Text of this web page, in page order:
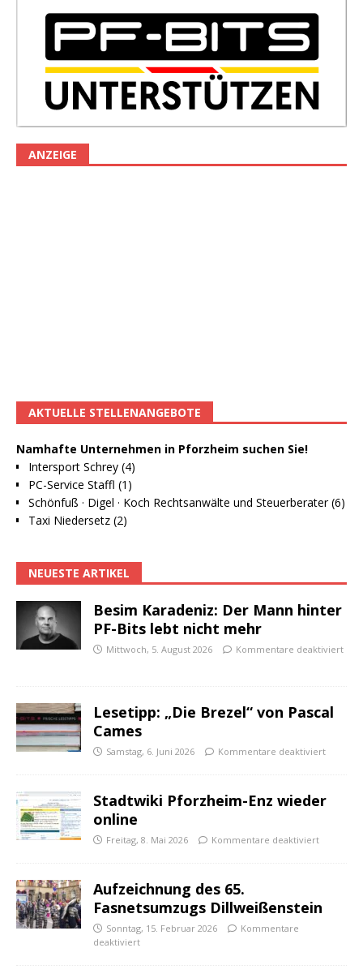
ANZEIGE
AKTUELLE STELLENANGEBOTE
Namhafte Unternehmen in Pforzheim suchen Sie!
Intersport Schrey (4)
PC-Service Staffl (1)
Schönfuß · Digel · Koch Rechtsanwälte und Steuerberater (6)
Taxi Niedersetz (2)
NEUESTE ARTIKEL
Besim Karadeniz: Der Mann hinter
PF-Bits lebt nicht mehr
Mittwoch, 5. August 2026 Kommentare deaktiviert
Lesetipp: „Die Brezel“ von Pascal
Cames
Samstag, 6. Juni 2026 Kommentare deaktiviert
Stadtwiki Pforzheim-Enz wieder
online
Freitag, 8. Mai 2026 Kommentare deaktiviert
Aufzeichnung des 65.
Fasnetsumzugs Dillweißenstein
Sonntag, 15. Februar 2026
Kommentare
deaktiviert